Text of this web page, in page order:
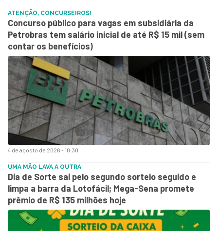
4 de agosto de 2026 - 10:30
ATENÇÃO, CONCURSEIROS!
Concurso público para vagas em subsidiária da
Petrobras tem salário inicial de até R$ 15 mil (sem
contar os benefícios)
UMA MÃO LAVA A OUTRA
Dia de Sorte sai pelo segundo sorteio seguido e
limpa a barra da Lotofácil; Mega-Sena promete
prêmio de R$ 135 milhões hoje